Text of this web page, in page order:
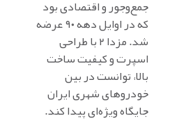
جمع‌وجور و اقتصادی بود
که در اوایل دهه ۹۰ عرضه
شد. مزدا ۲ با طراحی
اسپرت و کیفیت ساخت
بالا، توانست در بین
خودروهای شهری ایران
جایگاه ویژه‌ای پیدا کند.